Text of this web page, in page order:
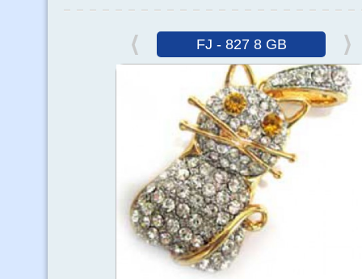
FJ - 827 8 GB